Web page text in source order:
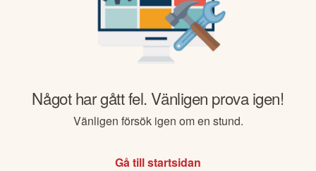
Något har gått fel. Vänligen prova igen!
Vänligen försök igen om en stund.
Gå till startsidan